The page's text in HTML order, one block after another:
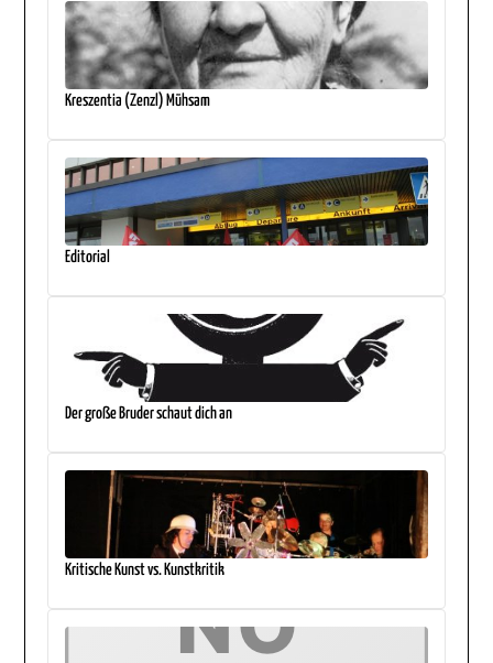
Kreszentia (Zenzl) Mühsam
Editorial
Der große Bruder schaut dich an
Kritische Kunst vs. Kunstkritik